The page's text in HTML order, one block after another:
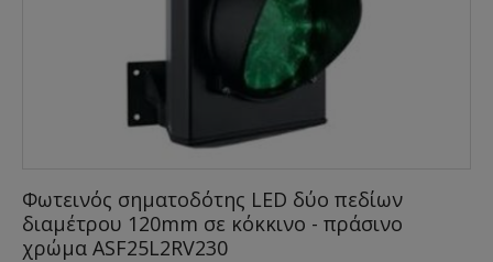
Φωτεινός σηματοδότης LED δύο πεδίων
διαμέτρου 120mm σε κόκκινο - πράσινο
χρώμα ASF25L2RV230